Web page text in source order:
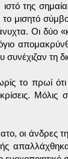
της
μισητό
Οι δύο
συνέχιζαν τη
το πρωί
οι άνδρες